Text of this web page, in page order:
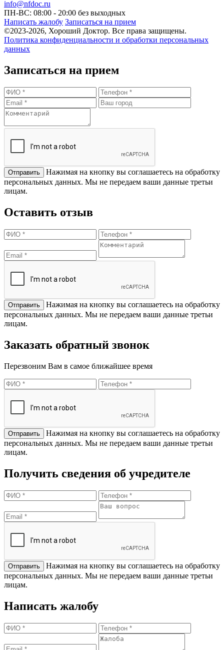
info@nfdoc.ru
ПН-ВС: 08:00 - 20:00 без выходных
Написать жалобу Записаться на прием
©2023-2026, Хороший Доктор. Все права защищены.
Политика конфиденциальности и обработки персональных
данных
Записаться на прием
Нажимая на кнопку вы соглашаетесь на обработку
персональных данных. Мы не передаем ваши данные третьи
лицам.
Оставить отзыв
Нажимая на кнопку вы соглашаетесь на обработку
персональных данных. Мы не передаем ваши данные третьи
лицам.
Заказать обратный звонок
Перезвоним Вам в самое ближайшее время
Нажимая на кнопку вы соглашаетесь на обработку
персональных данных. Мы не передаем ваши данные третьи
лицам.
Получить сведения об учредителе
Нажимая на кнопку вы соглашаетесь на обработку
персональных данных. Мы не передаем ваши данные третьи
лицам.
Написать жалобу